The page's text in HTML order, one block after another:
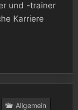
und -trainer
Karriere
Allgemein